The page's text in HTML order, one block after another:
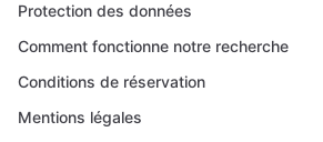
Protection des données
Comment fonctionne notre recherche
Conditions de réservation
Mentions légales